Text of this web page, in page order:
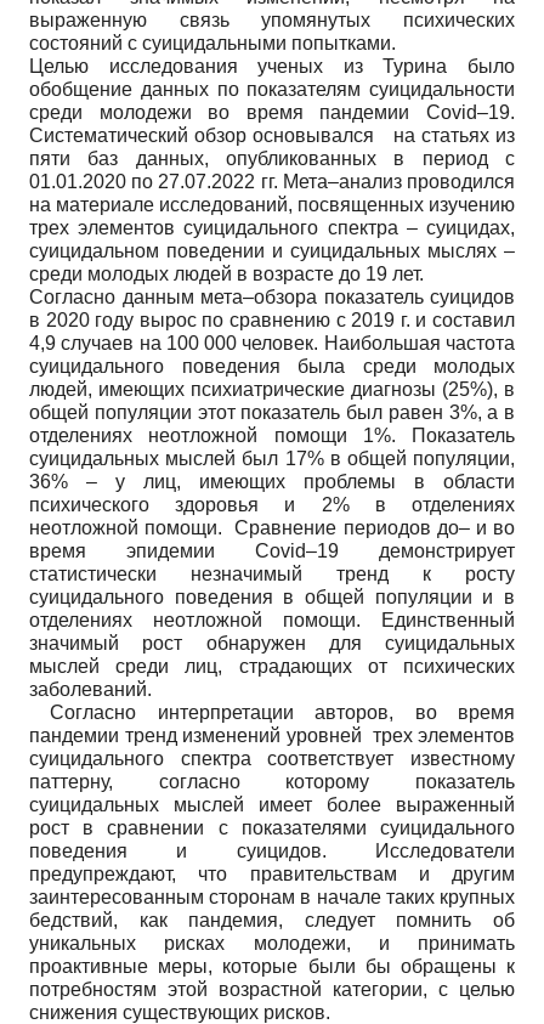
выраженную связь упомянутых психических
состояний с суицидальными попытками.
Целью исследования ученых из Турина было
обобщение данных по показателям суицидальности
среди молодежи во время пандемии Covid–19.
Систематический обзор основывался на статьях из
пяти баз данных, опубликованных в период с
01.01.2020 по 27.07.2022 гг. Мета–анализ проводился
на материале исследований, посвященных изучению
трех элементов суицидального спектра – суицидах,
суицидальном поведении и суицидальных мыслях –
среди молодых людей в возрасте до 19 лет.
Согласно данным мета–обзора показатель суицидов
в 2020 году вырос по сравнению с 2019 г. и составил
4,9 случаев на 100 000 человек. Наибольшая частота
суицидального поведения была среди молодых
людей, имеющих психиатрические диагнозы (25%), в
общей популяции этот показатель был равен 3%, а в
отделениях неотложной помощи 1%. Показатель
суицидальных мыслей был 17% в общей популяции,
36% – у лиц, имеющих проблемы в области
психического здоровья и 2% в отделениях
неотложной помощи. Сравнение периодов до– и во
время эпидемии Covid–19 демонстрирует
статистически незначимый тренд к росту
суицидального поведения в общей популяции и в
отделениях неотложной помощи. Единственный
значимый рост обнаружен для суицидальных
мыслей среди лиц, страдающих от психических
заболеваний.
Согласно интерпретации авторов, во время
пандемии тренд изменений уровней трех элементов
суицидального спектра соответствует известному
паттерну, согласно которому показатель
суицидальных мыслей имеет более выраженный
рост в сравнении с показателями суицидального
поведения и суицидов. Исследователи
предупреждают, что правительствам и другим
заинтересованным сторонам в начале таких крупных
бедствий, как пандемия, следует помнить об
уникальных рисках молодежи, и принимать
проактивные меры, которые были бы обращены к
потребностям этой возрастной категории, с целью
снижения существующих рисков.